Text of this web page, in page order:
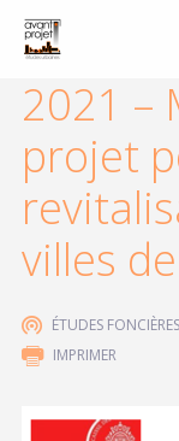
2021 –
projet
villes
ÉTUDES FONCIÈRES
IMPRIMER